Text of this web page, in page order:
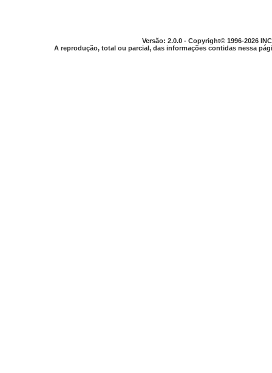
Versão: 2.0.0 - Copyright© 1996-2026
A reprodução, total ou parcial, das informações contidas nessa